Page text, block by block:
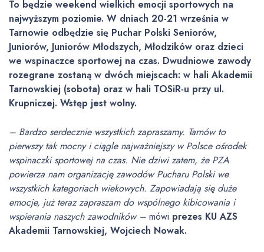
To będzie weekend wielkich emocji sportowych na
najwyższym poziomie. W dniach 20-21 września w
Tarnowie odbędzie się Puchar Polski Seniorów,
Juniorów, Juniorów Młodszych, Młodzików oraz dzieci
we wspinaczce sportowej na czas. Dwudniowe zawody
rozegrane zostaną w dwóch miejscach: w hali Akademii
Tarnowskiej (sobota) oraz w hali TOSiR-u przy ul.
Krupniczej. Wstęp jest wolny.
– Bardzo serdecznie wszystkich zapraszamy. Tarnów to
pierwszy tak mocny i ciągle najważniejszy w Polsce ośrodek
wspinaczki sportowej na czas. Nie dziwi zatem, że PZA
powierza nam organizację zawodów Pucharu Polski we
wszystkich kategoriach wiekowych. Zapowiadają się duże
emocje, już teraz zapraszam do wspólnego kibicowania i
wspierania naszych zawodników – mówi prezes KU AZS
Akademii Tarnowskiej, Wojciech Nowak.